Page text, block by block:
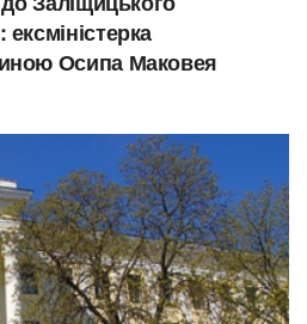
Осипа Маковея